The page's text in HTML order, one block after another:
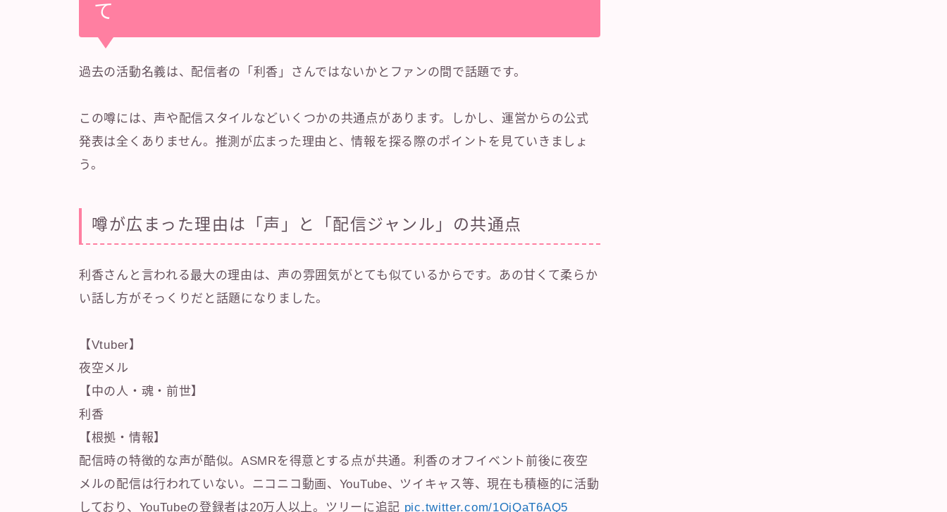
て
過去の活動名義は、配信者の「利香」さんではないかとファンの間で話題です。
この噂には、声や配信スタイルなどいくつかの共通点があります。しかし、運営からの公式
発表は全くありません。推測が広まった理由と、情報を探る際のポイントを見ていきましょ
う。
噂が広まった理由は「声」と「配信ジャンル」の共通点
利香さんと言われる最大の理由は、声の雰囲気がとても似ているからです。あの甘くて柔らか
い話し方がそっくりだと話題になりました。
【Vtuber】
夜空メル
【中の人・魂・前世】
利香
【根拠・情報】
配信時の特徴的な声が酷似。ASMRを得意とする点が共通。利香のオフイベント前後に夜空
メルの配信は行われていない。ニコニコ動画、YouTube、ツイキャス等、現在も積極的に活動
しており、YouTubeの登録者は20万人以上。ツリーに追記 pic.twitter.com/1OjQaT6AQ5